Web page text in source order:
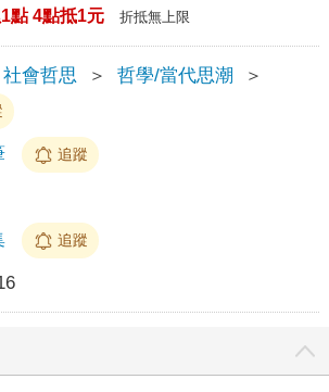
點 4點抵1元 折抵無上限
社會哲思 ＞ 哲學/當代思潮
＞
追蹤
追蹤